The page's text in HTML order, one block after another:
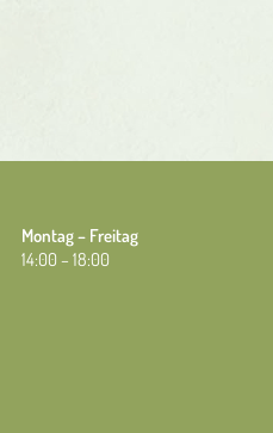
Montag – Freitag
14:00 – 18:00